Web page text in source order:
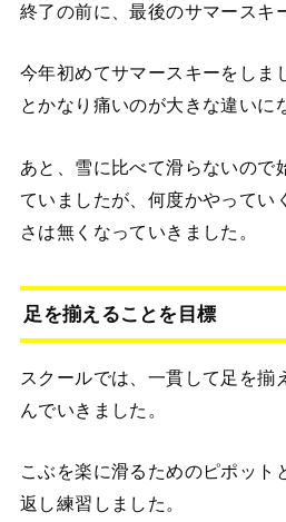
終了の前に、最後のサマースキ
今年初めてサマースキーをしま
とかなり痛いのが大きな違いに
あと、雪に比べて滑らないので
ていましたが、何度かやってい
さは無くなっていきました。
足を揃えることを目標
スクールでは、一貫して足を揃
んでいきました。
こぶを楽に滑るためのピポット
返し練習しました。